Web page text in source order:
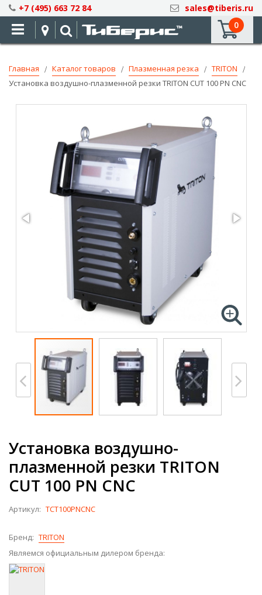
Skip
to
Content
+7 (495) 663 72 84
sales@tiberis.ru
0
Главная Каталог товаров Плазменная резка
TRITON
Установка воздушно-плазменной резки TRITON CUT 100 PN CNC
Установка воздушно-
плазменной резки TRITON
CUT 100 PN CNC
Артикул: TCT100PNCNC
Бренд: TRITON
Являемся официальным дилером бренда: